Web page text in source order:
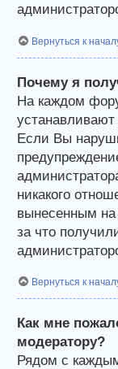
Вернуться к
Почему я
На каждом
Если Вы
никакого
вынесенным
за что
Вернуться к
Как мне
модератору?
Рядом с